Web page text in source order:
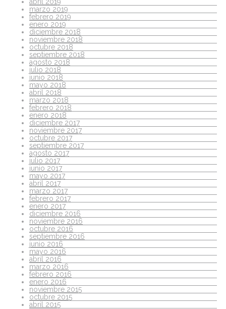
marzo 2019
febrero 2019
enero 2019
diciembre 2018
noviembre 2018
octubre 2018
septiembre 2018
agosto 2018
julio 2018
junio 2018
mayo 2018
abril 2018
marzo 2018
febrero 2018
enero 2018
diciembre 2017
noviembre 2017
octubre 2017
septiembre 2017
agosto 2017
julio 2017
junio 2017
mayo 2017
abril 2017
marzo 2017
febrero 2017
enero 2017
diciembre 2016
noviembre 2016
octubre 2016
septiembre 2016
junio 2016
mayo 2016
abril 2016
marzo 2016
febrero 2016
enero 2016
noviembre 2015
octubre 2015
abril 2015